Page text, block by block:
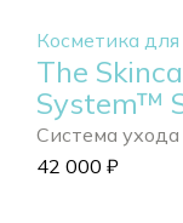
Косметика
The
System™
Система ухода
42 000 ₽